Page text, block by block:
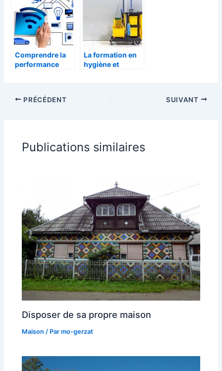
de l’immobilier
Comprendre la
performance
La formation en
hygiène et
PRÉCÉDENT SUIVANT
Publications similaires
Disposer de sa propre maison
Maison / Parmo-gerzat